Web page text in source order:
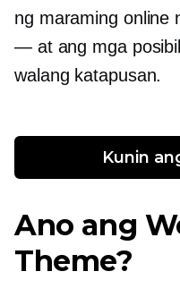
ng maraming online
— at ang mga
walang katapusan.
Kunin
Ano ang
Theme?